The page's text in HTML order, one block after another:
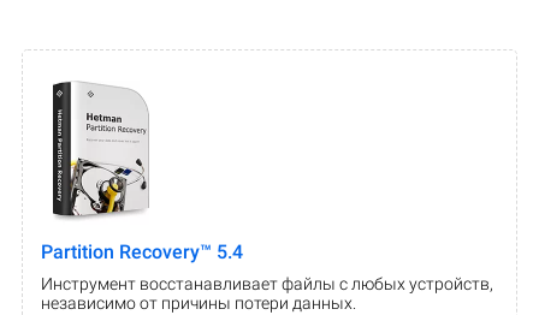
Partition Recovery™ 5.4
Инструмент восстанавливает файлы с любых устройств,
независимо от причины потери данных.